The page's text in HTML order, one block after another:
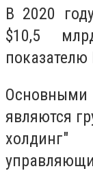
В 2020
$10,5
показателю
являются